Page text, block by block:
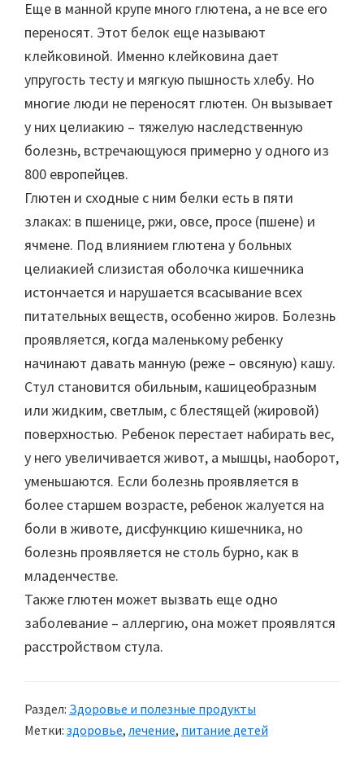
Еще в манной крупе много глютена, а не все его
переносят. Этот белок еще называют
клейковиной. Именно клейковина дает
упругость тесту и мягкую пышность хлебу. Но
многие люди не переносят глютен. Он вызывает
у них целиакию – тяжелую наследственную
болезнь, встречающуюся примерно у одного из
800 европейцев.
Глютен и сходные с ним белки есть в пяти
злаках: в пшенице, ржи, овсе, просе (пшене) и
ячмене. Под влиянием глютена у больных
целиакией слизистая оболочка кишечника
истончается и нарушается всасывание всех
питательных веществ, особенно жиров. Болезнь
проявляется, когда маленькому ребенку
начинают давать манную (реже – овсяную) кашу.
Стул становится обильным, кашицеобразным
или жидким, светлым, с блестящей (жировой)
поверхностью. Ребенок перестает набирать вес,
у него увеличивается живот, а мышцы, наоборот,
уменьшаются. Если болезнь проявляется в
более старшем возрасте, ребенок жалуется на
боли в животе, дисфункцию кишечника, но
болезнь проявляется не столь бурно, как в
младенчестве.
Также глютен может вызвать еще одно
заболевание – аллергию, она может проявлятся
расстройством стула.
Раздел: Здоровье и полезные продукты
Метки: здоровье, лечение, питание детей